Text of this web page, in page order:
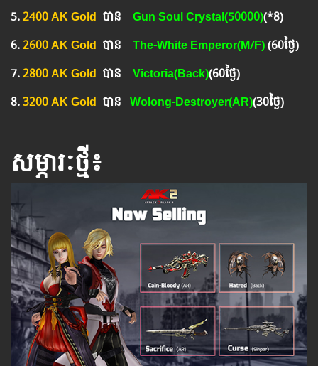
5.2400 AK Gold បាន ​​ Gun Soul Crystal(50000)(*8)
6.2600 AK Gold បាន The-White Emperor(M/F)(60ថ្ងៃ)
7.2800 AK Gold បាន Victoria(Back)(60ថ្ងៃ)
8.3200 AK Gold បាន ​ Wolong-Destroyer(AR)(30ថ្ងៃ)
សម្ភារៈថ្មី៖